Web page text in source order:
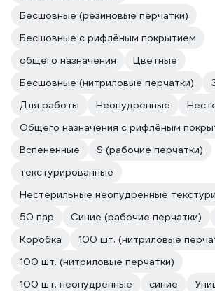
Бесшовные (резиновые перчатки)
Бесшовные с рифлёным покрытием
общего назначения
Цветные
Бесшовные (нитриловые перчатки)
Для работы
Неопудренные
Общего назначения с рифлёным
Вспененные
S (рабочие перчатки)
текстурированные
Нестерильные неопудренные
50 пар
Синие (рабочие перчатки)
Коробка
100 шт. (нитриловые
100 шт. (нитриловые перчатки)
100 шт. неопудренные
синие